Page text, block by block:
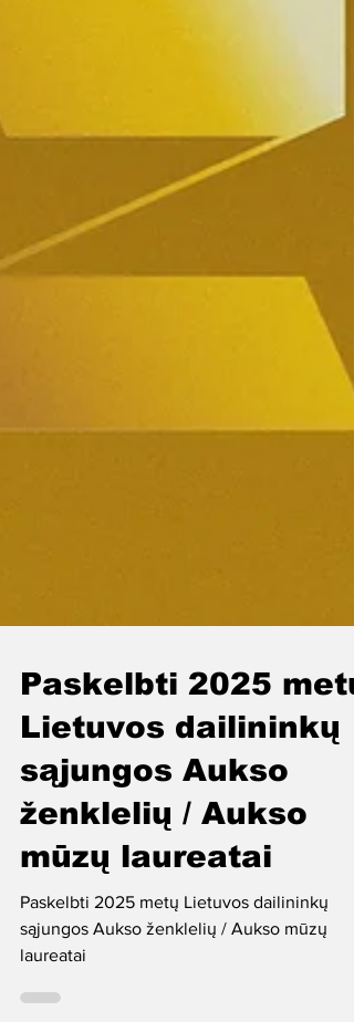
Paskelbti 2025 metų
Lietuvos dailininkų
sąjungos Aukso
ženklelių / Aukso
mūzų laureatai
Paskelbti 2025 metų Lietuvos dailininkų
laureatai